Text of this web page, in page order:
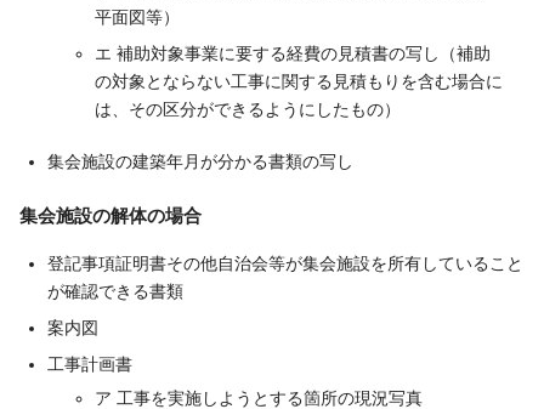
平面図等）
エ 補助対象事業に要する経費の見積書の写し（補助
の対象とならない工事に関する見積もりを含む場合に
は、その区分ができるようにしたもの）
集会施設の建築年月が分かる書類の写し
集会施設の解体の場合
登記事項証明書その他自治会等が集会施設を所有していること
が確認できる書類
案内図
工事計画書
ア 工事を実施しようとする箇所の現況写真